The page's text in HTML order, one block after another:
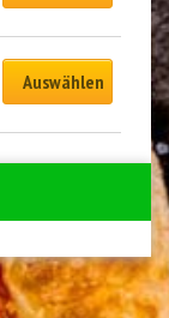
Auswählen